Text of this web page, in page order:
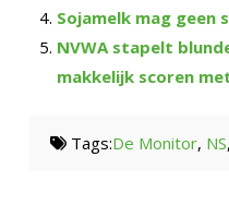
Sojamelk mag geen
NVWA stapelt
makkelijk scoren
Tags:De Monitor, NS